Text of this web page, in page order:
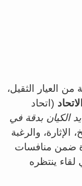
العيار الثقيل،
الاتحاد (اتحاد
الكيان بدقة في
الإثارة، والرغبة
ضمن منافسات
لقاء ينتظره